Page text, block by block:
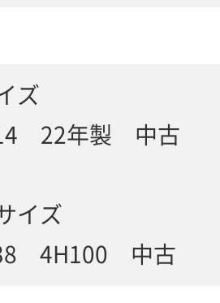
ズ
22年製 中古
イズ
4H100 中古